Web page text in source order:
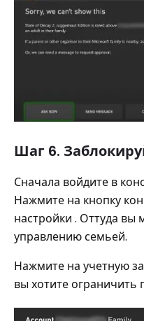
Шаг 6.
Сначала войдите в
Нажмите на кнопку
настройки . Оттуда вы
управлению семьей.
Нажмите на учетную
вы хотите ограничить